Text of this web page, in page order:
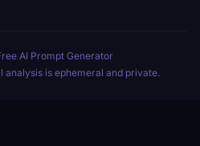
AI Prompt Generator
analysis is ephemeral and private.